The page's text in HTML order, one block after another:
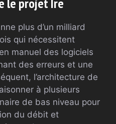
plus d’un milliard
qui nécessitent
manuel des logiciels
des erreurs et une
l’architecture de
à plusieurs
de bas niveau pour
du débit et